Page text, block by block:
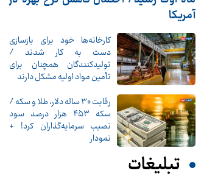
آمریکا
کارخانه‌ها خود برای بازسازی
دست به کار شدند /
تولیدکنندگان همچنان برای
تأمین مواد اولیه مشکل دارند
رقابت ۳۰ ساله دلار، طلا و سکه /
سکه ۴۵۳ هزار درصد سود
نصیب سرمایه‌گذاران کرد! +
نمودار
تبلیغات